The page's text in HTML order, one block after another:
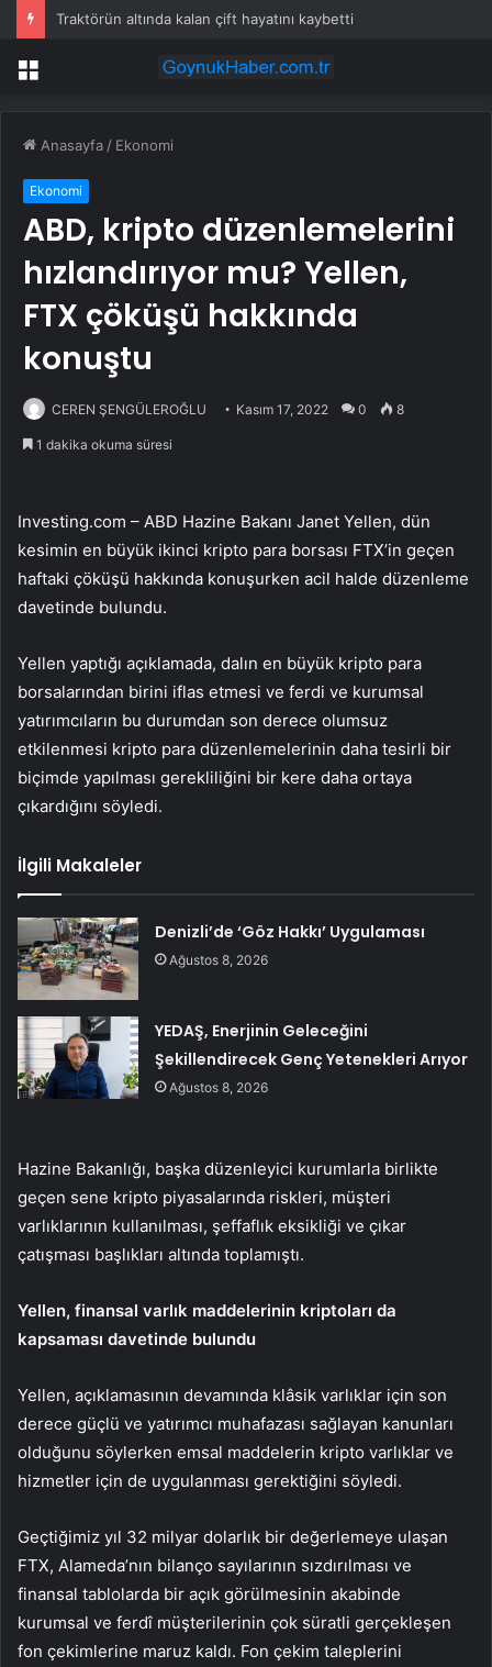
Traktörün altında kalan çift hayatını kaybetti
Menü
Anasayfa / Ekonomi
Ekonomi
ABD, kripto düzenlemelerini
hızlandırıyor mu? Yellen,
FTX çöküşü hakkında
konuştu
CEREN ŞENGÜLEROĞLU Kasım 17, 2022 0 8
1 dakika okuma süresi
Investing.com – ABD Hazine Bakanı Janet Yellen, dün
kesimin en büyük ikinci kripto para borsası FTX’in geçen
haftaki çöküşü hakkında konuşurken acil halde düzenleme
davetinde bulundu.
Yellen yaptığı açıklamada, dalın en büyük kripto para
borsalarından birini iflas etmesi ve ferdi ve kurumsal
yatırımcıların bu durumdan son derece olumsuz
etkilenmesi kripto para düzenlemelerinin daha tesirli bir
biçimde yapılması gerekliliğini bir kere daha ortaya
çıkardığını söyledi.
İlgili Makaleler
Denizli’de ‘Göz Hakkı’ Uygulaması
Ağustos 8, 2026
YEDAŞ, Enerjinin Geleceğini
Şekillendirecek Genç Yetenekleri Arıyor
Ağustos 8, 2026
Hazine Bakanlığı, başka düzenleyici kurumlarla birlikte
geçen sene kripto piyasalarında riskleri, müşteri
varlıklarının kullanılması, şeffaflık eksikliği ve çıkar
çatışması başlıkları altında toplamıştı.
Yellen, finansal varlık maddelerinin kriptoları da
kapsaması davetinde bulundu
Yellen, açıklamasının devamında klâsik varlıklar için son
derece güçlü ve yatırımcı muhafazası sağlayan kanunları
olduğunu söylerken emsal maddelerin kripto varlıklar ve
hizmetler için de uygulanması gerektiğini söyledi.
Geçtiğimiz yıl 32 milyar dolarlık bir değerlemeye ulaşan
FTX, Alameda’nın bilanço sayılarının sızdırılması ve
finansal tablolarda bir açık görülmesinin akabinde
kurumsal ve ferdî müşterilerinin çok süratli gerçekleşen
fon çekimlerine maruz kaldı. Fon çekim taleplerini